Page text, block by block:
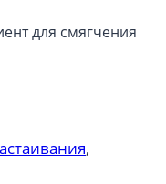
для смягчения
,